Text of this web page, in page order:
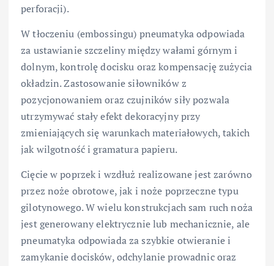
perforacji).
W tłoczeniu (embossingu) pneumatyka odpowiada
za ustawianie szczeliny między wałami górnym i
dolnym, kontrolę docisku oraz kompensację zużycia
okładzin. Zastosowanie siłowników z
pozycjonowaniem oraz czujników siły pozwala
utrzymywać stały efekt dekoracyjny przy
zmieniających się warunkach materiałowych, takich
jak wilgotność i gramatura papieru.
Cięcie w poprzek i wzdłuż realizowane jest zarówno
przez noże obrotowe, jak i noże poprzeczne typu
gilotynowego. W wielu konstrukcjach sam ruch noża
jest generowany elektrycznie lub mechanicznie, ale
pneumatyka odpowiada za szybkie otwieranie i
zamykanie docisków, odchylanie prowadnic oraz